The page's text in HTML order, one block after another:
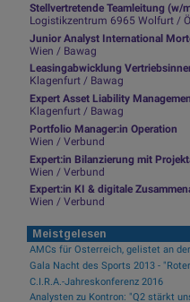
Stellvertretende Teamleitung (w/
Logistikzentrum 6965 Wolfurt /
Junior Analyst International
Wien / Bawag
Leasingabwicklung
Klagenfurt / Bawag
Expert Asset Liability
Klagenfurt / Bawag
Portfolio Manager:in Operation
Wien / Verbund
Expert:in Bilanzierung mit
Wien / Verbund
Expert:in KI & digitale
Wien / Verbund
Meistgelesen
AMCs für Österreich, gelistet an
Gala Nacht des Sports 2013 -
C.I.R.A.-Jahreskonferenz 2016